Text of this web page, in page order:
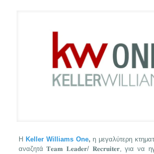
Η Keller Williams One,η μεγαλύτερη
αναζητά 𝐓𝐞𝐚𝐦 𝐋𝐞𝐚𝐝𝐞𝐫/ 𝐑𝐞𝐜𝐫𝐮𝐢𝐭𝐞𝐫, για να